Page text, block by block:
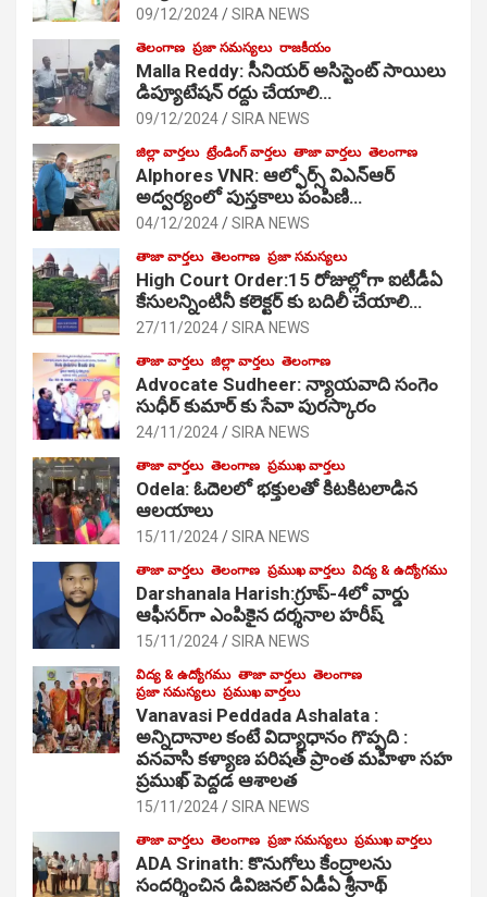
09/12/2024 SIRA NEWS
తెలంగాణ ప్రజా సమస్యలు రాజకీయం
Malla Reddy: సీనియర్ అసిస్టెంట్ సాయిలు
డిప్యూటేషన్ రద్దు చేయాలి…
09/12/2024 SIRA NEWS
జిల్లా వార్తలు ట్రేండింగ్ వార్తలు తాజా వార్తలు తెలంగాణ
Alphores VNR: ఆల్ఫోర్స్ విఎన్ఆర్
అద్వర్యంలో పుస్తకాలు పంపిణి…
04/12/2024 SIRA NEWS
తాజా వార్తలు తెలంగాణ ప్రజా సమస్యలు
High Court Order:15 రోజుల్లోగా ఐటీడీఏ
కేసులన్నింటినీ కలెక్టర్ కు బదిలీ చేయాలి…
27/11/2024 SIRA NEWS
తాజా వార్తలు జిల్లా వార్తలు తెలంగాణ
Advocate Sudheer: న్యాయవాది సంగెం
సుధీర్ కుమార్ కు సేవా పురస్కారం
24/11/2024 SIRA NEWS
తాజా వార్తలు తెలంగాణ ప్రముఖ వార్తలు
Odela: ఓదెల‌లో భక్తులతో కిటకిటలాడిన
ఆల‌యాలు
15/11/2024 SIRA NEWS
తాజా వార్తలు తెలంగాణ ప్రముఖ వార్తలు విద్య & ఉద్యోగము
Darshanala Harish:గ్రూప్-4లో వార్డు
ఆఫీసర్‌గా ఎంపికైన దర్శనాల హరీష్
15/11/2024 SIRA NEWS
విద్య & ఉద్యోగము తాజా వార్తలు తెలంగాణ
ప్రజా సమస్యలు ప్రముఖ వార్తలు
Vanavasi Peddada Ashalata :
అన్నిదానాల కంటే విద్యాధానం గొప్పది :
వనవాసి కళ్యాణ పరిషత్ ప్రాంత మహిళా సహ
ప్రముఖ్ పెద్దడ ఆశాలత
15/11/2024 SIRA NEWS
తాజా వార్తలు తెలంగాణ ప్రజా సమస్యలు ప్రముఖ వార్తలు
ADA Srinath: కొనుగోలు కేంద్రాల‌ను
సంద‌ర్శించిన డివిజనల్ ఏడీఏ శ్రీనాథ్